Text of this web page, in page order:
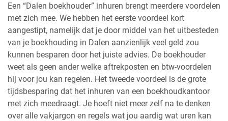
Een “Dalen boekhouder” inhuren brengt meerdere voordelen
met zich mee. We hebben het eerste voordeel kort
aangestipt, namelijk dat je door middel van het uitbesteden
van je boekhouding in Dalen aanzienlijk veel geld zou
kunnen besparen door het juiste advies. De boekhouder
weet als geen ander welke aftrekposten en btw-voordelen
hij voor jou kan regelen. Het tweede voordeel is de grote
tijdsbesparing dat het inhuren van een boekhoudkantoor
met zich meedraagt. Je hoeft niet meer zelf na te denken
over alle vakjargon en regels wat jou aardig wat uren kan